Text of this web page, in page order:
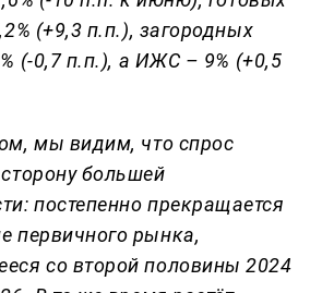
(+9,3 п.п.), загородных
(-0,7 п.п.), а ИЖС – 9% (+0,5
мы видим, что спрос
большей
постепенно прекращается
первичного рынка,
со второй половины 2024